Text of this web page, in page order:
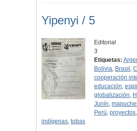
Yipenyi / 5
Editorial
3
Etiquetas:
Bolivia, Brasil ,
cooperación
educación,
globalización,
Junín,
Perú,proyectos
indígenas, tobas